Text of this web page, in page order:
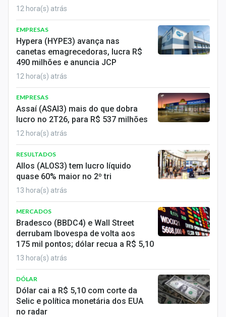
12 hora(s) atrás
EMPRESAS
Hypera (HYPE3) avança nas
canetas emagrecedoras, lucra R$
490 milhões e anuncia JCP
12 hora(s) atrás
EMPRESAS
Assaí (ASAI3) mais do que dobra
lucro no 2T26, para R$ 537 milhões
12 hora(s) atrás
RESULTADOS
Allos (ALOS3) tem lucro líquido
quase 60% maior no 2º tri
13 hora(s) atrás
MERCADOS
Bradesco (BBDC4) e Wall Street
derrubam Ibovespa de volta aos
175 mil pontos; dólar recua a R$ 5,10
13 hora(s) atrás
DÓLAR
Dólar cai a R$ 5,10 com corte da
Selic e política monetária dos EUA
no radar